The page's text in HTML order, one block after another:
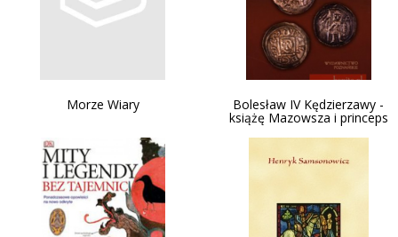
Morze Wiary Bolesław IV Kędzierzawy -
książę Mazowsza i princeps